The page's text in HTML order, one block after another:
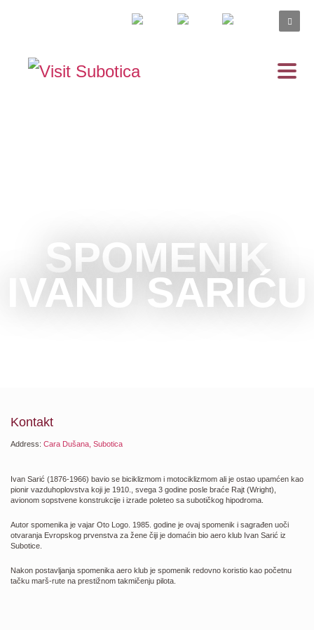
SPOMENIK
IVANU SARIĆU
Kontakt
Address: Cara Dušana, Subotica
Ivan Sarić (1876-1966) bavio se biciklizmom i motociklizmom ali je ostao upamćen kao
pionir vazduhoplovstva koji je 1910., svega 3 godine posle braće Rajt (Wright),
avionom sopstvene konstrukcije i izrade poleteo sa subotičkog hipodroma.
Autor spomenika je vajar Oto Logo. 1985. godine je ovaj spomenik i sagrađen uoči
otvaranja Evropskog prvenstva za žene čiji je domaćin bio aero klub Ivan Sarić iz
Subotice.
Nakon postavljanja spomenika aero klub je spomenik redovno koristio kao početnu
tačku marš-rute na prestižnom takmičenju pilota.